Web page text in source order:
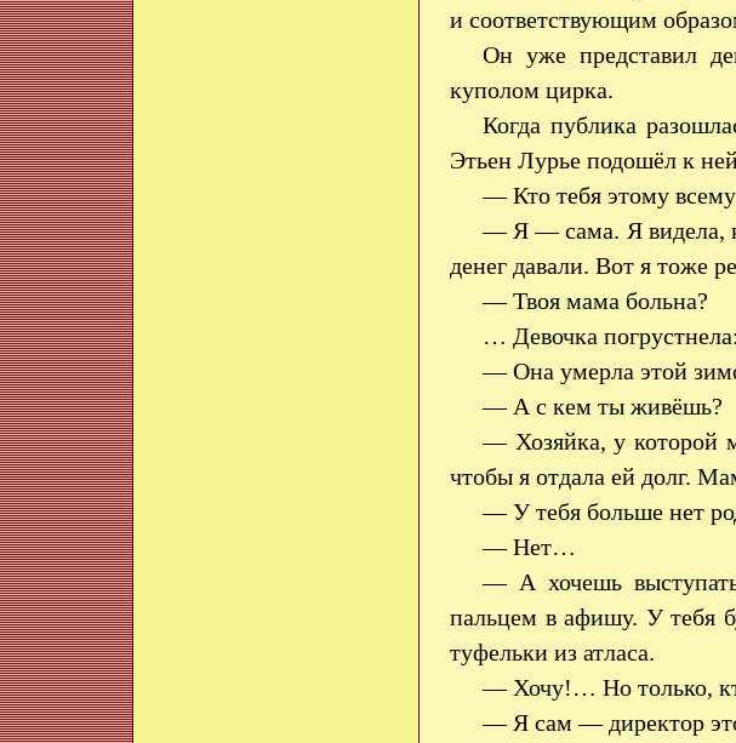
и соответствующим
Он уже представил
куполом цирка.
Когда публика
Этьен Лурье подошёл к
— Кто тебя этому
— Я — сама. Я видела,
денег давали. Вот я тоже
— Твоя мама больна?
… Девочка погрустнела:
— Она умерла этой
— А с кем ты живёшь?
— Хозяйка, у которой
чтобы я отдала ей долг.
— У тебя больше нет
— Нет…
— А хочешь
пальцем в афишу. У тебя
туфельки из атласа.
— Хочу!… Но только,
— Я сам — директор